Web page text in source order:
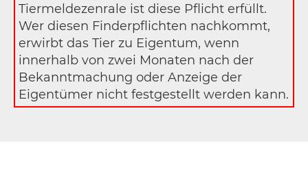
Tiermeldezenrale ist diese Pflicht erfüllt.
Wer diesen Finderpflichten nachkommt,
erwirbt das Tier zu Eigentum, wenn
innerhalb von zwei Monaten nach der
Bekanntmachung oder Anzeige der
Eigentümer nicht festgestellt werden kann.